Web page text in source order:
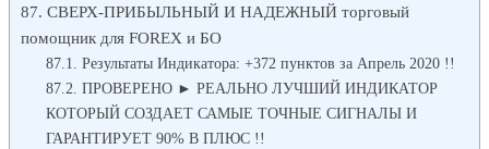
СВЕРХ-ПРИБЫЛЬНЫЙ И НАДЕЖНЫЙ торговый
помощник для FOREX и БО
Результаты Индикатора: +372 пунктов за Апрель 2020 !!
ПРОВЕРЕНО ► РЕАЛЬНО ЛУЧШИЙ ИНДИКАТОР
КОТОРЫЙ СОЗДАЕТ САМЫЕ ТОЧНЫЕ СИГНАЛЫ И
ГАРАНТИРУЕТ 90% В ПЛЮС !!